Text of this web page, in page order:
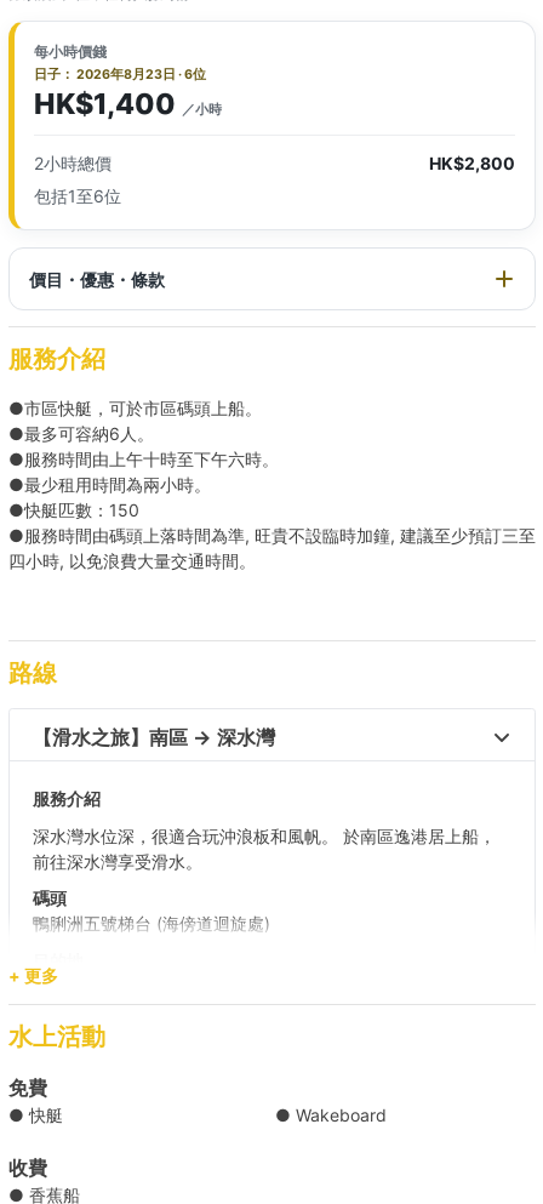
每小時價錢
日子： 2026年8月23日 · 6位
HK$1,400 ／小時
2小時總價
HK$2,800
包括1至6位
價目・優惠・條款
服務介紹
●市區快艇，可於市區碼頭上船。
●最多可容納6人。
●服務時間由上午十時至下午六時。
●最少租用時間為兩小時。
●快艇匹數：150
●服務時間由碼頭上落時間為準, 旺貴不設臨時加鐘, 建議至少預訂三至
四小時, 以免浪費大量交通時間。
路線
【滑水之旅】南區 → 深水灣
服務介紹
深水灣水位深，很適合玩沖浪板和風帆。 於南區逸港居上船，
前往深水灣享受滑水。
碼頭
鴨脷洲五號梯台 (海傍道迴旋處)
深水灣
【滑水之旅】維港 → 大廟灣/將軍澳
+ 更多
水上活動
免費
● 快艇 ● Wakeboard
收費
● 香蕉船